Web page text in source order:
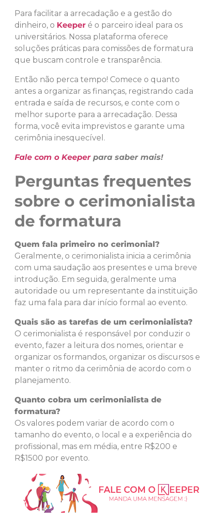
Para facilitar a arrecadação e a gestão do
dinheiro, o Keeper é o parceiro ideal para os
universitários. Nossa plataforma oferece
soluções práticas para comissões de formatura
que buscam controle e transparência.
Então não perca tempo! Comece o quanto
antes a organizar as finanças, registrando cada
entrada e saída de recursos, e conte com o
melhor suporte para a arrecadação. Dessa
forma, você evita imprevistos e garante uma
cerimônia inesquecível.
Fale com o Keeperpara saber mais!
Perguntas frequentes
sobre o cerimonialista
de formatura
Quem fala primeiro no cerimonial?
Geralmente, o cerimonialista inicia a cerimônia
com uma saudação aos presentes e uma breve
introdução. Em seguida, geralmente uma
autoridade ou um representante da instituição
faz uma fala para dar início formal ao evento.
Quais são as tarefas de um cerimonialista?
O cerimonialista é responsável por conduzir o
evento, fazer a leitura dos nomes, orientar e
organizar os formandos, organizar os discursos e
manter o ritmo da cerimônia de acordo com o
planejamento.
Quanto cobra um cerimonialista de
formatura?
Os valores podem variar de acordo com o
tamanho do evento, o local e a experiência do
profissional, mas em média, entre R$200 e
R$1500 por evento.